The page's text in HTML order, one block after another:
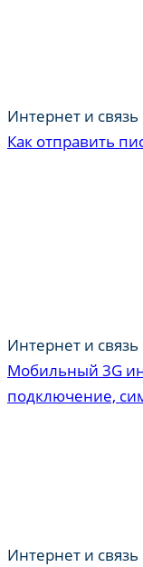
Интернет и связь
Как отправить
Интернет и связь
Мобильный 3G
подключение,
Интернет и связь